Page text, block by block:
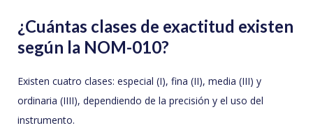
¿Cuántas clases de exactitud existen
según la NOM-010?
Existen cuatro clases: especial (I), fina (II), media (III) y
ordinaria (IIII), dependiendo de la precisión y el uso del
instrumento.